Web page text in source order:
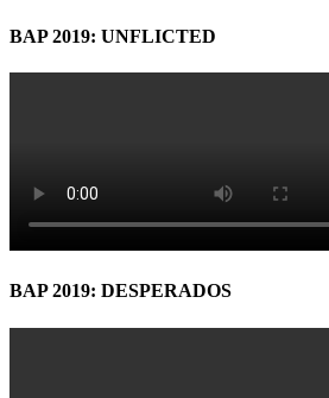
BAP 2019: UNFLICTED
BAP 2019: DESPERADOS